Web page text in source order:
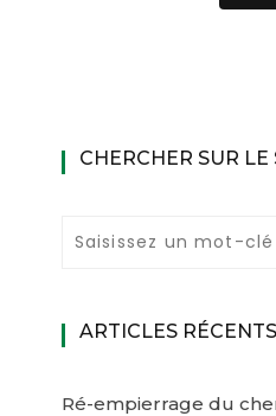
CHERCHER SUR LE
ARTICLES RÉCENTS
Ré-empierrage du